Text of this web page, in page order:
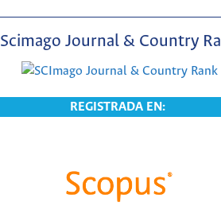
Scimago Journal & Country
REGISTRADA EN: